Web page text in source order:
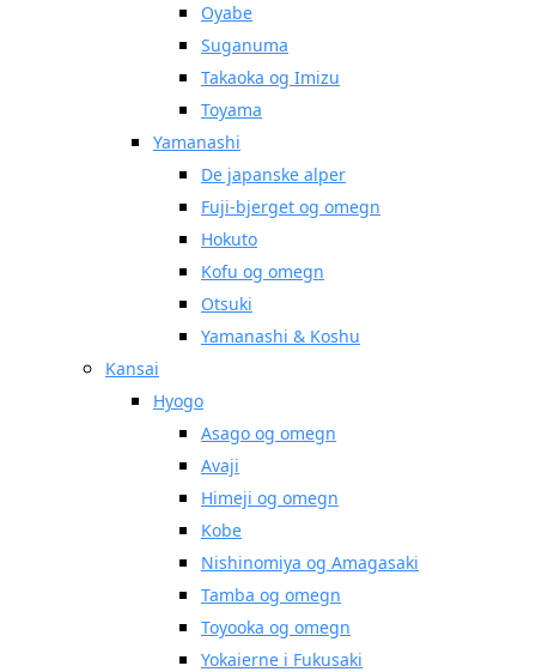
Oyabe
Suganuma
Takaoka og Imizu
Toyama
Yamanashi
De japanske alper
Fuji-bjerget og omegn
Hokuto
Kofu og omegn
Otsuki
Yamanashi & Koshu
Kansai
Hyogo
Asago og omegn
Avaji
Himeji og omegn
Kobe
Nishinomiya og Amagasaki
Tamba og omegn
Toyooka og omegn
Yokaierne i Fukusaki